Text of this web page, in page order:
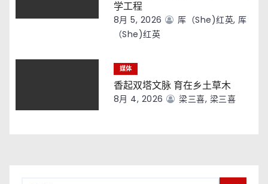
学工程
8月 5, 2026
厍（she)红英, 厍
（she)红英
媒体
香起双塔文脉 育在乡土草木
8月 4, 2026 梁三喜, 梁三喜